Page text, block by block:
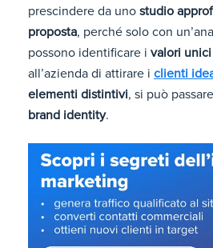
prescindere da uno studio
proposta, perché solo con
possono identificare i valori unici
all’azienda di attirare i clienti
elementi distintivi, si può
brand identity.